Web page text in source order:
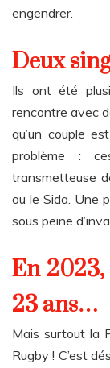
engendrer.
Deux
Ils ont été
rencontre avec
qu’un couple
problème :
transmetteuse
ou le Sida. Une
sous peine
En
23 ans…
Mais surtout la
Rugby ! C’est